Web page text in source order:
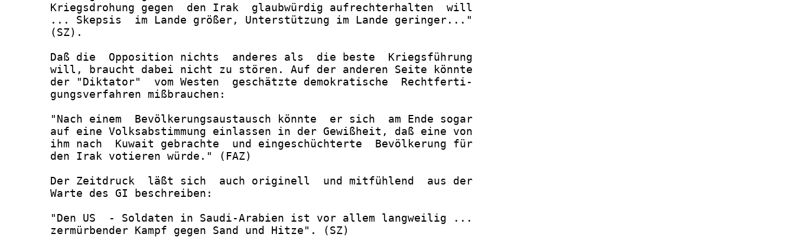
       Kriegsdrohung gegen  den Irak  glaubwürdig aufrechterhalten  will
       ... Skepsis  im Lande größer, Unterstützung im Lande geringer..."
       (SZ).
       Daß die  Opposition nichts  anderes als  die beste  Kriegsführung
       will, braucht dabei nicht zu stören. Auf der anderen Seite könnte
       der "Diktator"  vom Westen  geschätzte demokratische  Rechtferti-
       gungsverfahren mißbrauchen:
       "Nach einem  Bevölkerungsaustausch könnte  er sich  am Ende sogar
       auf eine Volksabstimmung einlassen in der Gewißheit, daß eine von
       ihm nach  Kuwait gebrachte  und eingeschüchterte  Bevölkerung für
       den Irak votieren würde." (FAZ)
       Der Zeitdruck  läßt sich  auch originell  und mitfühlend  aus der
       Warte des GI beschreiben:
       "Den US  - Soldaten in Saudi-Arabien ist vor allem langweilig ...
       zermürbender Kampf gegen Sand und Hitze". (SZ)